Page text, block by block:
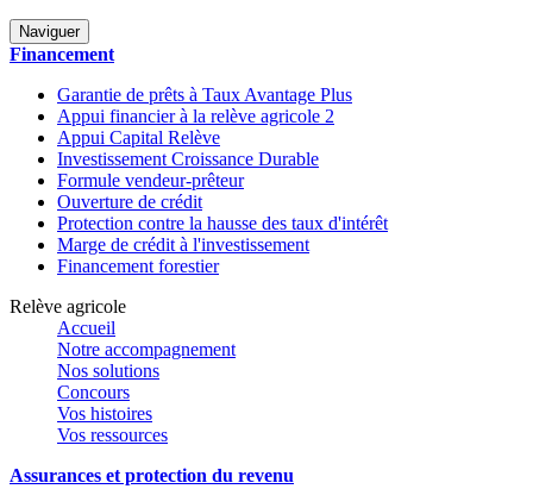
Naviguer
Financement
Garantie de prêts à Taux Avantage Plus
Appui financier à la relève agricole 2
Appui Capital Relève
Investissement Croissance Durable
Formule vendeur-prêteur
Ouverture de crédit
Protection contre la hausse des taux d'intérêt
Marge de crédit à l'investissement
Financement forestier
Relève agricole
Accueil
Notre accompagnement
Nos solutions
Concours
Vos histoires
Vos ressources
Assurances et protection du revenu